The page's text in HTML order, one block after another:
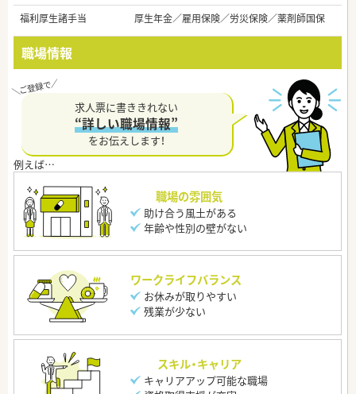
福利厚生諸手当
厚生年金／雇用保険／労災保険／薬剤師国保
職場情報
求人票に書ききれない
“詳しい職場情報”
をお伝えします！
職場の雰囲気
助け合う風土がある
年齢や性別の壁がない
ワークライフバランス
お休みが取りやすい
残業が少ない
スキル・キャリア
キャリアアップ可能な職場